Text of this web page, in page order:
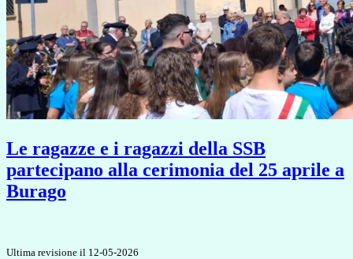
Le ragazze e i ragazzi della SSB
partecipano alla cerimonia del 25 aprile a
Burago
Ultima revisione il 12-05-2026